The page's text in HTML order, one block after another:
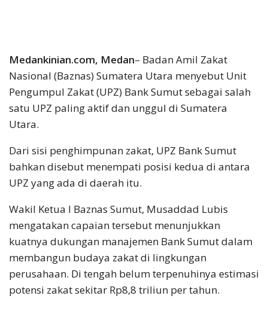
Medankinian.com, Medan– Badan Amil Zakat
Nasional (Baznas) Sumatera Utara menyebut Unit
Pengumpul Zakat (UPZ) Bank Sumut sebagai salah
satu UPZ paling aktif dan unggul di Sumatera
Utara.
Dari sisi penghimpunan zakat, UPZ Bank Sumut
bahkan disebut menempati posisi kedua di antara
UPZ yang ada di daerah itu.
Wakil Ketua I Baznas Sumut, Musaddad Lubis
mengatakan capaian tersebut menunjukkan
kuatnya dukungan manajemen Bank Sumut dalam
membangun budaya zakat di lingkungan
perusahaan. Di tengah belum terpenuhinya estimasi
potensi zakat sekitar Rp8,8 triliun per tahun.